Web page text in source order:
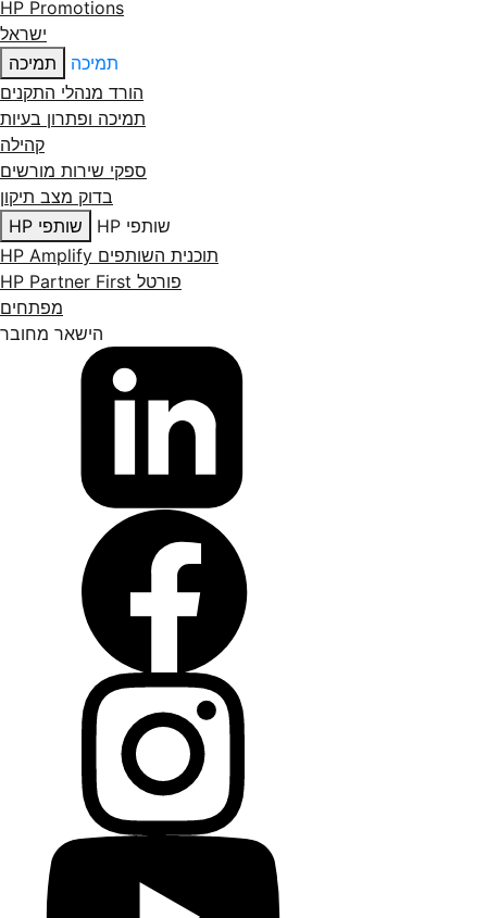
HP Promotions
ישראל
תמיכה
תמיכה
הורד מנהלי התקנים
תמיכה ופתרון בעיות
קהילה
ספקי שירות מורשים
בדוק מצב תיקון
שותפי HP
שותפי HP
תוכנית השותפים HP Amplify
פורטל HP Partner First
מפתחים
הישאר מחובר